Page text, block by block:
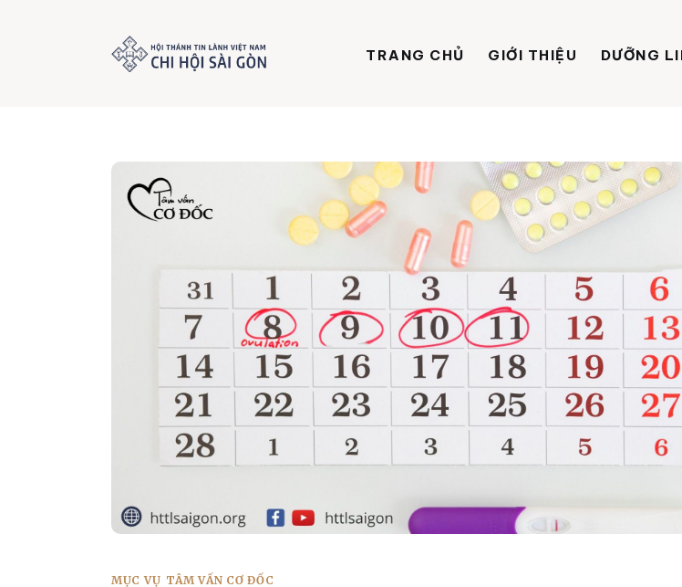
TRANG CHỦ GIỚI THIỆU DƯỠNG
MỤC VỤ TÂM VẤN CƠ ĐỐC